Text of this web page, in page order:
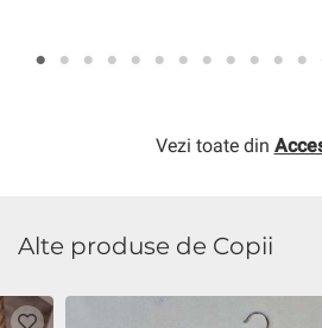
Vezi toate din
Alte produse de Copii